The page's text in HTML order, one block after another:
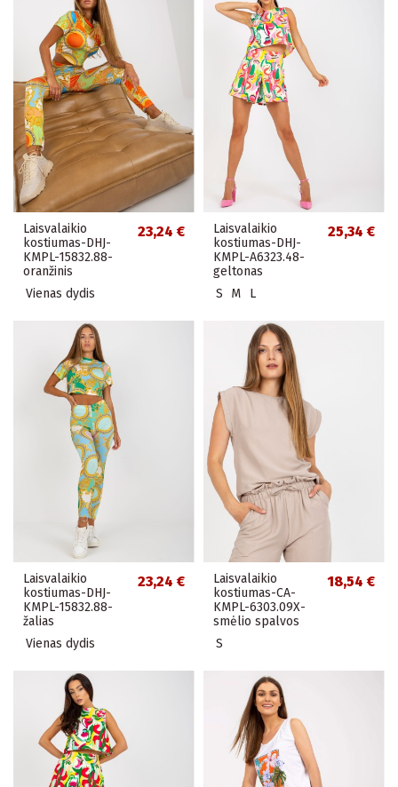
Laisvalaikio
kostiumas-DHJ-
KMPL-15832.88-
oranžinis
23,24 €
Vienas dydis
Laisvalaikio
kostiumas-DHJ-
KMPL-A6323.48-
geltonas
25,34 €
S M L
Laisvalaikio
kostiumas-DHJ-
KMPL-15832.88-
žalias
23,24 €
Vienas dydis
Laisvalaikio
kostiumas-CA-
KMPL-6303.09X-
smėlio spalvos
18,54 €
S